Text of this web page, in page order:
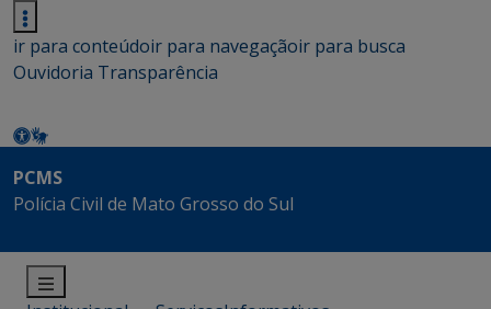
ir para conteúdoir para navegaçãoir para busca
Ouvidoria Transparência
PCMS
Polícia Civil de Mato Grosso do Sul